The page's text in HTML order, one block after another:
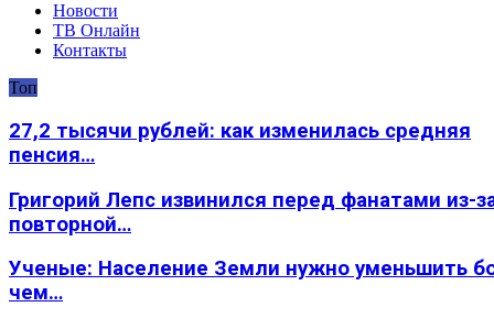
Новости
ТВ Онлайн
Контакты
Топ
27,2 тысячи рублей: как изменилась средняя
пенсия…
Григорий Лепс извинился перед фанатами из-
повторной…
Ученые: Население Земли нужно уменьшить
чем…